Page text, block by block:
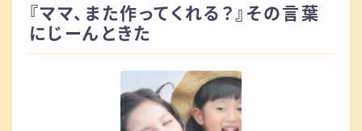
『ママ、また作ってくれる？』その言葉
にじーんときた